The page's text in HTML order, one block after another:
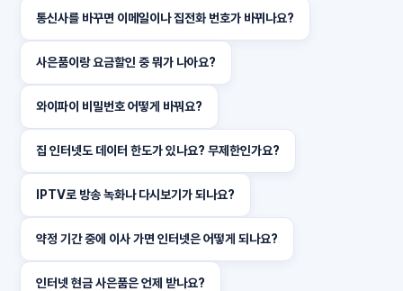
통신사를 바꾸면 이메일이나 집전화 번호가 바뀌나요?
사은품이랑 요금할인 중 뭐가 나아요?
와이파이 비밀번호 어떻게 바꿔요?
집 인터넷도 데이터 한도가 있나요? 무제한인가요?
IPTV로 방송 녹화나 다시보기가 되나요?
약정 기간 중에 이사 가면 인터넷은 어떻게 되나요?
인터넷 현금 사은품은 언제 받나요?